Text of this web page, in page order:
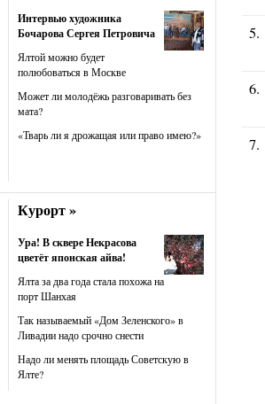
Интервью художника
Бочарова Сергея Петровича
Ялтой можно будет
полюбоваться в Москве
Может ли молодёжь разговаривать без
мата?
«Тварь ли я дрожащая или право имею?»
Курорт »
Ура! В сквере Некрасова
цветёт японская айва!
Ялта за два года стала похожа на
порт Шанхая
Так называемый «Дом Зеленского» в
Ливадии надо срочно снести
Надо ли менять площадь Советскую в
Ялте?